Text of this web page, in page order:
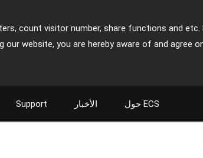
count visitor number, share functions and etc.
website, you are hereby aware of and agree
Support الأخبار حول ECS